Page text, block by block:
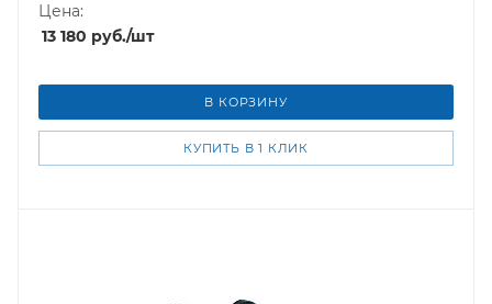
Цена:
13 180 руб./шт
В КОРЗИНУ
КУПИТЬ В 1 КЛИК